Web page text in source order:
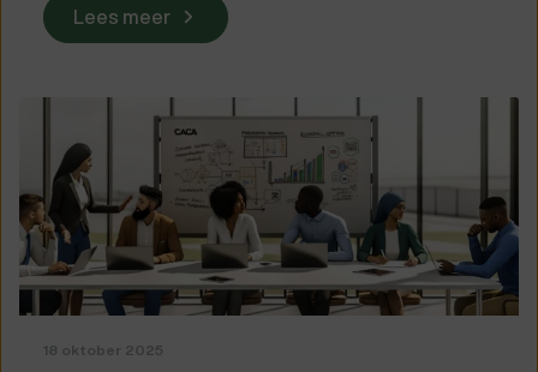
Lees meer
18 oktober 2025